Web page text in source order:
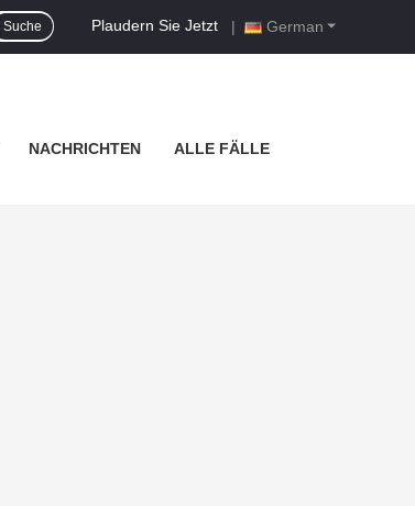
German
Plaudern Sie Jetzt |
Suche
NACHRICHTEN ALLE FÄLLE